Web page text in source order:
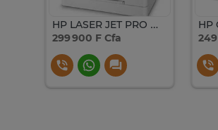
HP LASER JET PRO MFP M 283 FDN
299 900 F Cfa